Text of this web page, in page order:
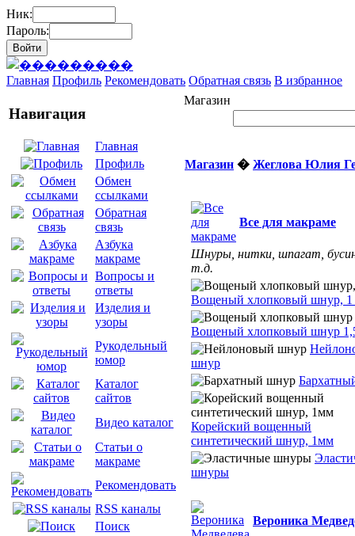
Ник:
Пароль:
Главная Профиль Рекомендовать Обратная связь В избранное
Навигация
Главная
Профиль
Обмен
ссылками
Обратная
связь
Азбука
макраме
Вопросы и
ответы
Изделия и
узоры
Рукодельный
юмор
Каталог
сайтов
Видео каталог
Статьи о
макраме
Рекомендовать
RSS каналы
Поиск
Магазин
Магазин � Жеглова Юлия
Все для макраме
Шнуры, нитки, шпагат,
т.д.
Вощеный хлопковый шнур,
Вощеный хлопковый шнур
шнур
Корейский вощенный
синтетический шнур, 1мм
шнуры
Вероника